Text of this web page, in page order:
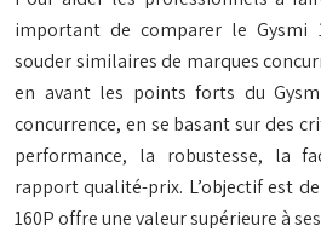
important de comparer le Gysmi
souder similaires de marques
en avant les points forts du
concurrence, en se basant sur des
performance, la robustesse, la
rapport qualité-prix. L’objectif est
160P offre une valeur supérieure à